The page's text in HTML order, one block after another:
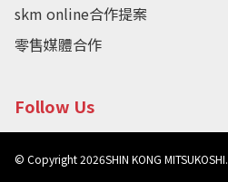
skm online合作提案
零售媒體合作
Follow Us
© Copyright2026SHIN KONG MITSUKOSHI.